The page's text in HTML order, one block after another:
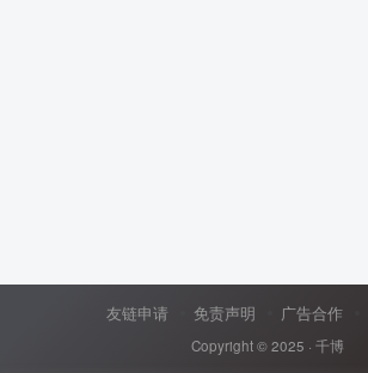
友链申请 免责声明 广告合作
Copyright © 2025 · 千博